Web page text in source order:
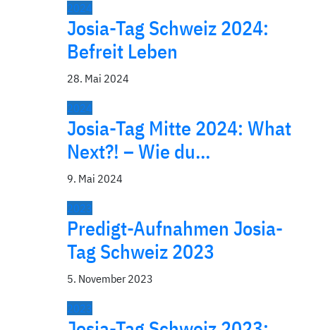
2024
Josia-Tag Schweiz 2024:
Befreit Leben
28. Mai 2024
2024
Josia-Tag Mitte 2024: What
Next?! – Wie du…
9. Mai 2024
2023
Predigt-Aufnahmen Josia-
Tag Schweiz 2023
5. November 2023
2023